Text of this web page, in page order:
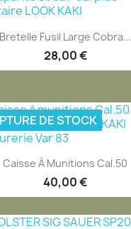
Aperçu rapide
Bretelle Fusil Large Cobra...
28,00 €
Aperçu rapide
Caisse À Munitions Cal.50
40,00 €
DE STOCK